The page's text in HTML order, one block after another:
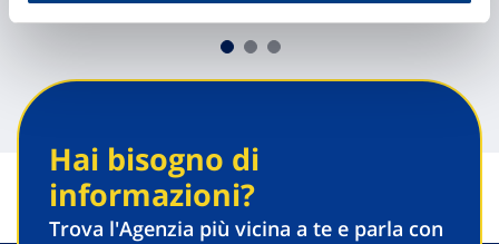
Hai bisogno di
informazioni?
Trova l'Agenzia più vicina a te e parla con